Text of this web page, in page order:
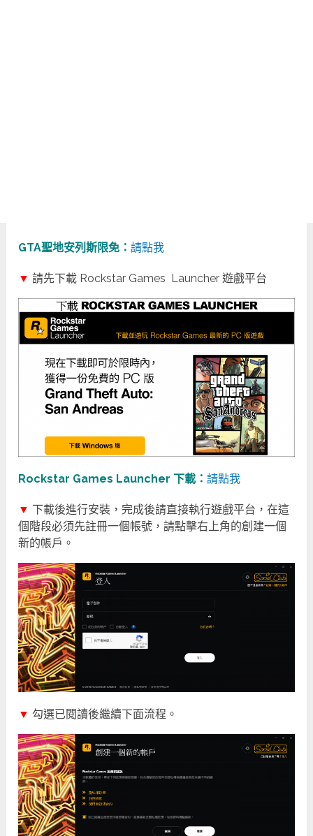
GTA聖地安列斯限免：請點我
▼ 請先下載 Rockstar Games Launcher 遊戲平台
Rockstar Games Launcher 下載：請點我
▼ 下載後進行安裝，完成後請直接執行遊戲平台，在這
個階段必須先註冊一個帳號，請點擊右上角的創建一個
新的帳戶。
▼ 勾選已閱讀後繼續下面流程。